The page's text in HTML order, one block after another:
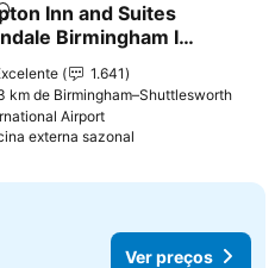
aos favoritos
Inn and Suites
Birmingham I
1.641
km de Birmingham–Shuttlesworth
Airport
externa sazonal
Ver preços